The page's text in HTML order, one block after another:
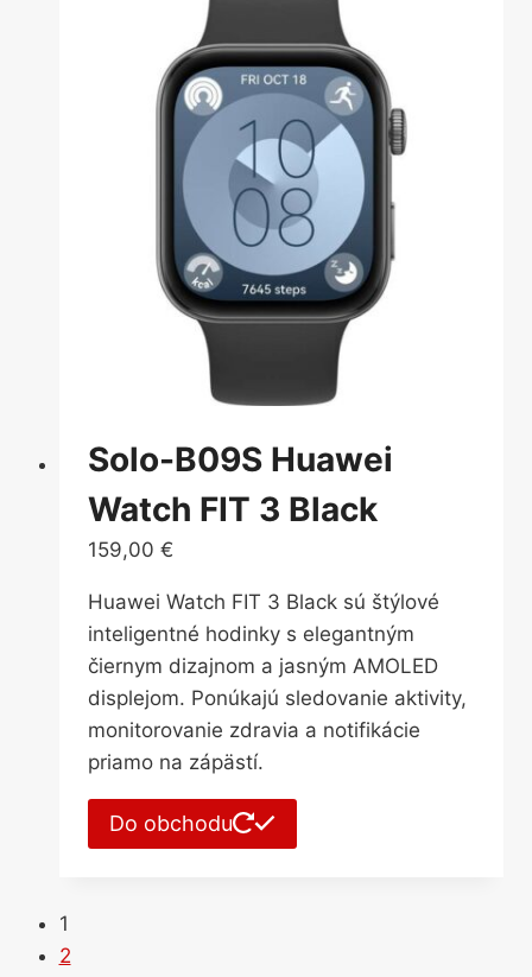
Solo-B09S Huawei
Watch FIT 3 Black
159,00 €
Huawei Watch FIT 3 Black sú štýlové
inteligentné hodinky s elegantným
čiernym dizajnom a jasným AMOLED
displejom. Ponúkajú sledovanie aktivity,
monitorovanie zdravia a notifikácie
priamo na zápästí.
Do obchodu
1
2